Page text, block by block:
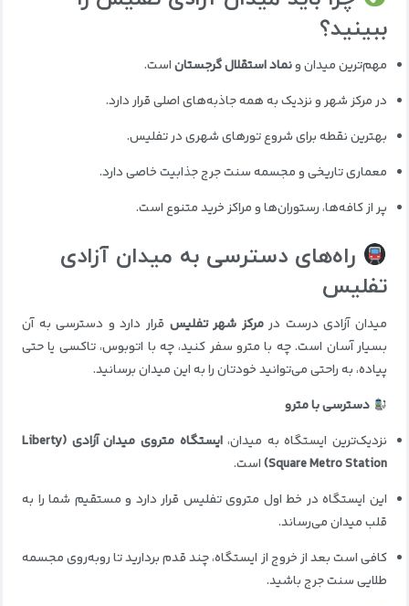
ببینید؟
مهم‌ترین میدان ونماد استقلال گرجستاناست.
در مرکز شهر و نزدیک به همه جاذبه‌های اصلی قرار دارد.
بهترین نقطه برای شروع تورهای شهری در تفلیس.
معماری تاریخی و مجسمه سنت جرج جذابیت خاصی دارد.
پر از کافه‌ها، رستوران‌ها و مراکز خرید متنوع است.
راه‌های دسترسی به میدان آزادی
تفلیس
میدان آزادی درست درمرکز شهر تفلیس قرار دارد و دسترسی به آن
بسیار آسان است. چه با مترو سفر کنید، چه با اتوبوس، تاکسی یا حتی
پیاده، به راحتی می‌توانید خودتان را به این میدان برسانید.
دسترسی با مترو
نزدیک‌ترین ایستگاه به میدان،
ایستگاه متروی میدان آزادی (Liberty
Square Metro Station) است.
این ایستگاه در خط اول متروی تفلیس قرار دارد و مستقیم شما را به
قلب میدان می‌رساند.
کافی است بعد از خروج از ایستگاه، چند قدم بردارید تا روبه‌روی مجسمه
طلایی سنت جرج باشید.